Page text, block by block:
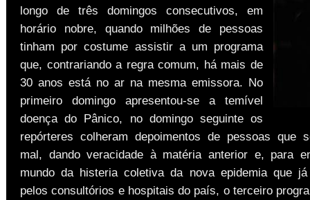
longo de três domingos consecutivos, em
horário nobre, quando milhões de pessoas
tinham por costume assistir a um programa
que, contrariando a regra comum, há mais de
30 anos está no ar na mesma emissora. No
primeiro domingo apresentou-se a temível
doença do Pânico, no domingo seguinte os
repórteres colheram depoimentos de pessoas que
mal, dando veracidade à matéria anterior e, para
mundo da histeria coletiva da nova epidemia que
pelos consultórios e hospitais do país, o terceiro